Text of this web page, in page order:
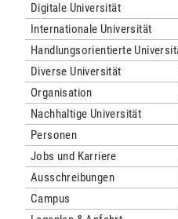
Digitale Universität
Internationale Universität
Handlungsorientierte
Diverse Universität
Organisation
Nachhaltige Universität
Personen
Jobs und Karriere
Ausschreibungen
Campus